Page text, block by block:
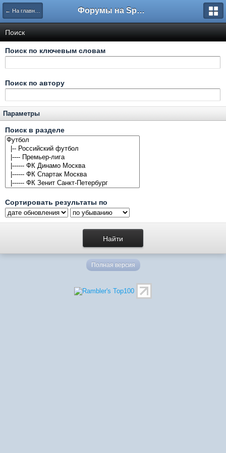
← На главную Форумы на Sportbox.ru
Поиск
Поиск по ключевым словам
Поиск по автору
Параметры
Поиск в разделе
Сортировать результаты по
Полная версия